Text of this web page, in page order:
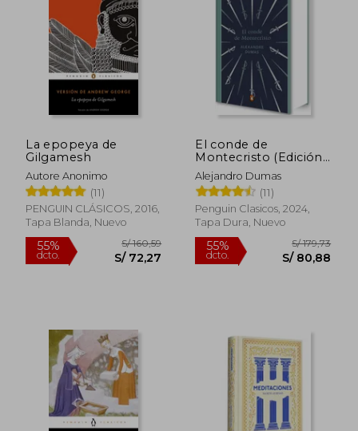
S/ 48,00
10%
dcto.
La epopeya de
Gilgamesh
Autore Anonimo
(11)
PENGUIN CLÁSICOS, 2016,
Tapa Blanda, Nuevo
El conde de
Montecristo (Edición
Conmemorativa)
Alejandro Dumas
(11)
Penguin Clasicos, 2024,
Tapa Dura, Nuevo